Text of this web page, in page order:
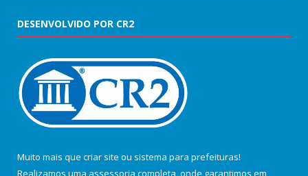
DESENVOLVIDO POR CR2
Muito mais que criar site ou sistema para prefeituras!